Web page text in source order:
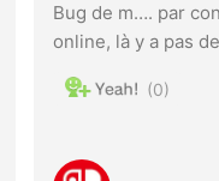
Bug de m…. par
online, là y a pas
0